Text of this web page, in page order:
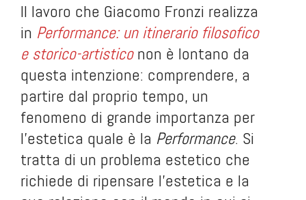
Il lavoro che Giacomo Fronzi realizza
in Performance: un itinerario filosofico
e storico-artisticonon è lontano da
questa intenzione: comprendere, a
partire dal proprio tempo, un
fenomeno di grande importanza per
l’estetica quale è la Performance. Si
tratta di un problema estetico che
richiede di ripensare l’estetica e la